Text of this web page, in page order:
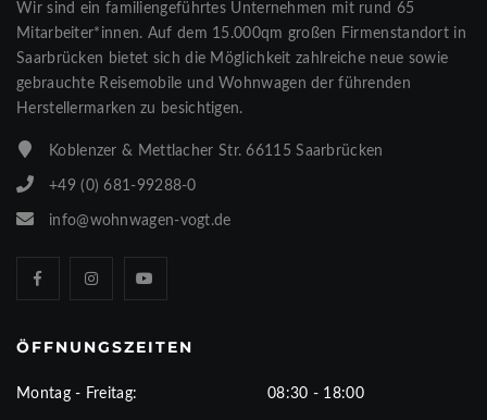
Wir sind ein familiengeführtes Unternehmen mit rund 65
Mitarbeiter*innen. Auf dem 15.000qm großen Firmenstandort in
Saarbrücken bietet sich die Möglichkeit zahlreiche neue sowie
gebrauchte Reisemobile und Wohnwagen der führenden
Herstellermarken zu besichtigen.
Koblenzer & Mettlacher Str. 66115 Saarbrücken
+49 (0) 681-99288-0
info@wohnwagen-vogt.de
ÖFFNUNGSZEITEN
Montag - Freitag: 08:30 - 18:00